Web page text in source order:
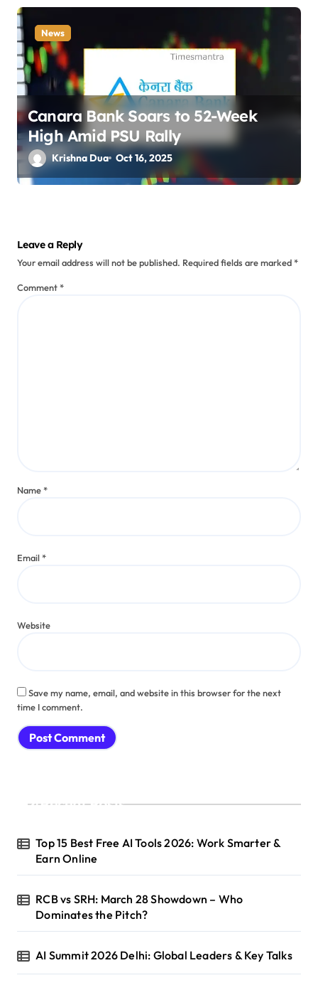
News
Canara Bank Soars to 52-Week
High Amid PSU Rally
Krishna Dua Oct 16, 2025
Leave a Reply
Your email address will not be published. Required fields are marked*
Comment*
Name*
Email*
Website
Save my name, email, and website in this browser for the next
time I comment.
Recent Posts
Top 15 Best Free AI Tools 2026: Work Smarter &
Earn Online
RCB vs SRH: March 28 Showdown – Who
Dominates the Pitch?
AI Summit 2026 Delhi: Global Leaders & Key Talks